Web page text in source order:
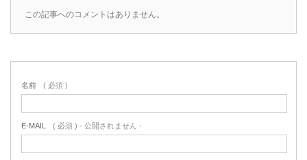
この記事へのコメントはありません。
名前 ( 必須 )
E-MAIL ( 必須 ) - 公開されません -